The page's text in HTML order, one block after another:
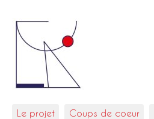
Le projet Coups de coeur